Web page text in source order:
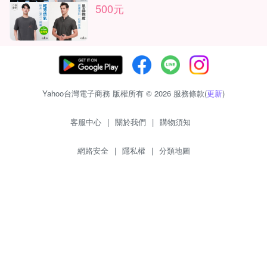
500元
Yahoo台灣電子商務 版權所有 © 2026 服務條款(更新)
客服中心 | 關於我們 | 購物須知
網路安全 | 隱私權 | 分類地圖